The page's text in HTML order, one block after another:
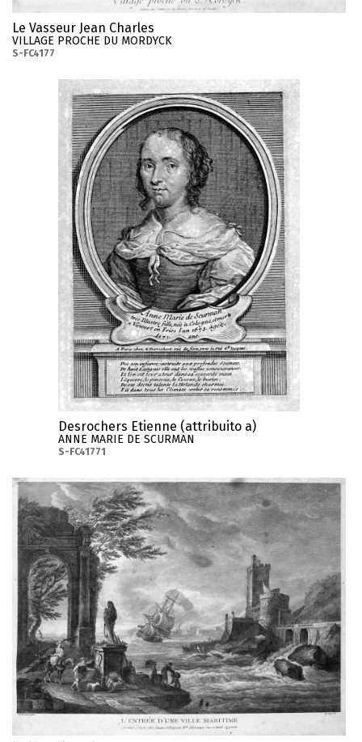
Le Vasseur Jean Charles
VILLAGE PROCHE DU MORDYCK
S-FC4177
Desrochers Etienne (attribuito a)
ANNE MARIE DE SCURMAN
S-FC41771